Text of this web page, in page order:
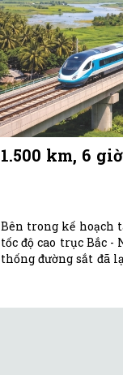
1.500 km, 6
Bên trong kế hoạch
tốc độ cao trục Bắc
thống đường sắt đã